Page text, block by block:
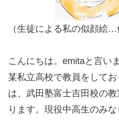
（生徒による私の似顔絵
こんにちは。emitaと言い
某私立高校で教員をして
は、武田塾富士吉田校の
ります。現役中高生のみ